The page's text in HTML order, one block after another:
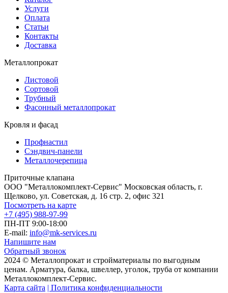
Услуги
Оплата
Статьи
Контакты
Доставка
Металлопрокат
Листовой
Сортовой
Трубный
Фасонный металлопрокат
Кровля и фасад
Профнастил
Сэндвич-панели
Металлочерепица
Приточные клапана
ООО "Металлокомплект-Сервис" Московская область, г.
Щелково, ул. Советская, д. 16 стр. 2, офис 321
Посмотреть на карте
+7 (495) 988-97-99
ПН-ПТ 9:00-18:00
E-mail: info@mk-services.ru
Напишите нам
Обратный звонок
2024 © Металлопрокат и стройматериалы по выгодным
ценам. Арматура, балка, швеллер, уголок, труба от компании
Металлокомплект-Сервис.
Карта сайта | Политика конфиденциальности